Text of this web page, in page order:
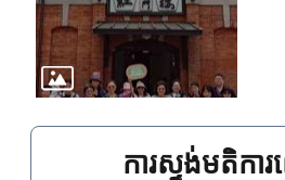
ការស្ទង់មតិកា